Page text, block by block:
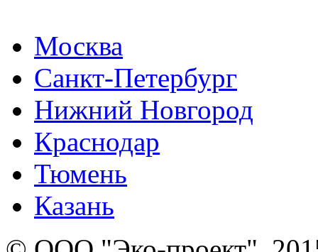
Москва
Санкт-Петербург
Нижний Новгород
Краснодар
Тюмень
Казань